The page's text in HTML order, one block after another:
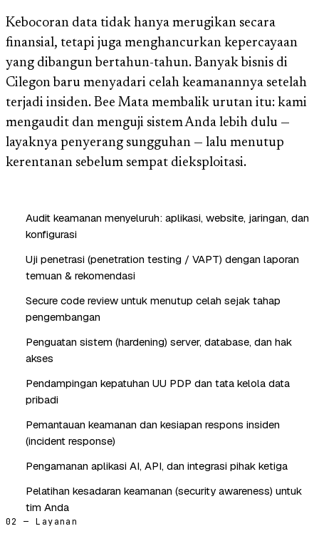
Kebocoran data tidak hanya merugikan secara
finansial, tetapi juga menghancurkan kepercayaan
yang dibangun bertahun-tahun. Banyak bisnis di
Cilegon baru menyadari celah keamanannya setelah
terjadi insiden. Bee Mata membalik urutan itu: kami
mengaudit dan menguji sistem Anda lebih dulu —
layaknya penyerang sungguhan — lalu menutup
kerentanan sebelum sempat dieksploitasi.
Audit keamanan menyeluruh: aplikasi, website, jaringan, dan
konfigurasi
Uji penetrasi (penetration testing / VAPT) dengan laporan
temuan & rekomendasi
Secure code review untuk menutup celah sejak tahap
pengembangan
Penguatan sistem (hardening) server, database, dan hak
akses
Pendampingan kepatuhan UU PDP dan tata kelola data
pribadi
Pemantauan keamanan dan kesiapan respons insiden
(incident response)
Pengamanan aplikasi AI, API, dan integrasi pihak ketiga
Pelatihan kesadaran keamanan (security awareness) untuk
tim Anda
02 — Layanan